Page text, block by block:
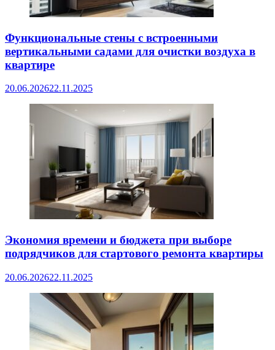
Функциональные стены с встроенными
вертикальными садами для очистки воздуха в
квартире
20.06.202622.11.2025
Экономия времени и бюджета при выборе
подрядчиков для стартового ремонта квартиры
20.06.202622.11.2025